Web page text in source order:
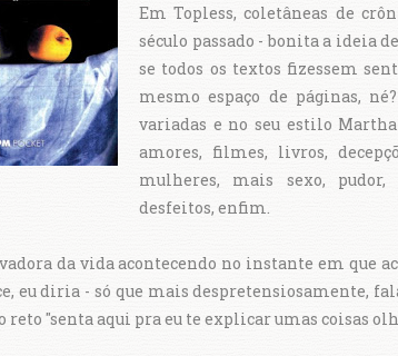
Em Topless, coletâneas de
século passado - bonita a ideia
se todos os textos fizessem
mesmo espaço de páginas,
variadas e no seu estilo
amores, filmes, livros,
mulheres, mais sexo, pudor,
desfeitos, enfim.
da vida acontecendo no instante em que
eu diria - só que mais despretensiosamente,
reto "senta aqui pra eu te explicar umas coisas